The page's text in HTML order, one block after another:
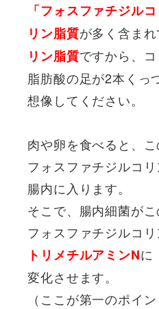
「フォスファチジルコ
リン脂質が多く含まれ
リン脂質ですから、
脂肪酸の足が2本くっ
想像してください。
肉や卵を食べると、
フォスファチジルコ
腸内に入ります。
そこで、腸内細菌が
フォスファチジルコリ
トリメチルアミンNに
変化させます。
（ここが第一のポイン